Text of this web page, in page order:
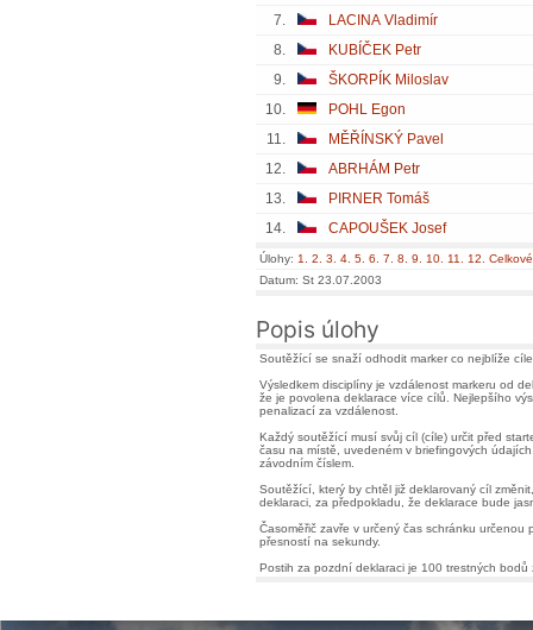
7.
LACINA Vladimír
8.
KUBÍČEK Petr
9.
ŠKORPÍK Miloslav
10.
POHL Egon
11.
MĚŘÍNSKÝ Pavel
12.
ABRHÁM Petr
13.
PIRNER Tomáš
14.
CAPOUŠEK Josef
Úlohy: 1. 2. 3. 4. 5. 6. 7. 8. 9. 10. 11. 12.
Datum: St 23.07.2003
Popis úlohy
Soutěžící se snaží odhodit marker co nejblíže
Výsledkem disciplíny je vzdálenost markeru od
že je povolena deklarace více cílů. Nejlepšího
penalizací za vzdálenost.
Každý soutěžící musí svůj cíl (cíle) určit před
času na místě, uvedeném v briefingových
závodním číslem.
Soutěžící, který by chtěl již deklarovaný cíl
deklaraci, za předpokladu, že deklarace bude
Časoměřič zavře v určený čas schránku
přesností na sekundy.
Postih za pozdní deklaraci je 100 trestných